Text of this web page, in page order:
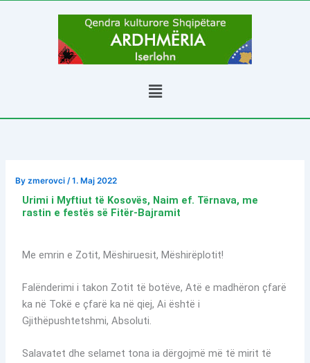
Menu
Byzmerovci /1. Maj 2022
Urimi i Myftiut të Kosovës, Naim ef. Tërnava, me
rastin e festës së Fitër-Bajramit
Me emrin e Zotit, Mëshiruesit, Mëshirëplotit!
Falënderimi i takon Zotit të botëve, Atë e madhëron çfarë
ka në Tokë e çfarë ka në qiej, Ai është i
Gjithëpushtetshmi, Absoluti.
Salavatet dhe selamet tona ia dërgojmë më të mirit të